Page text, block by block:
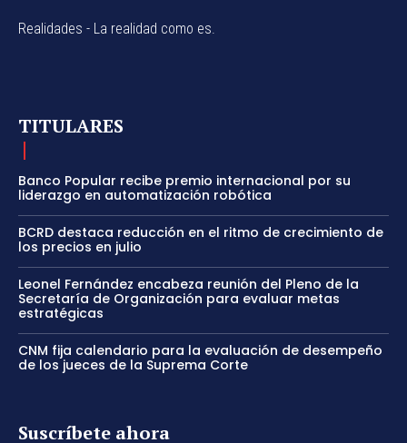
Realidades - La realidad como es.
TITULARES
Banco Popular recibe premio internacional por su
liderazgo en automatización robótica
BCRD destaca reducción en el ritmo de crecimiento de
los precios en julio
Leonel Fernández encabeza reunión del Pleno de la
Secretaría de Organización para evaluar metas
estratégicas
CNM fija calendario para la evaluación de desempeño
de los jueces de la Suprema Corte
Suscríbete ahora